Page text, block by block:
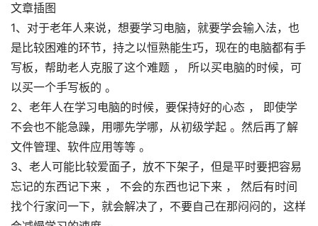
文章插图
1、对于老年人来说，想要学习电脑，就要学会输入法，也
是比较困难的环节，持之以恒熟能生巧，现在的电脑都有手
写板，帮助老人克服了这个难题 ， 所以买电脑的时候，可
以买一个手写板的 。
2、老年人在学习电脑的时候，要保持好的心态 ， 即使学
不会也不能急躁，用哪先学哪，从初级学起 。然后再了解
文件管理、软件应用等等 。
3、老人可能比较爱面子，放不下架子，但是平时要把容易
忘记的东西记下来 ， 不会的东西也记下来 ， 然后有时间
找个行家问一下，就会解决了，不要自己在那闷闷的，这样